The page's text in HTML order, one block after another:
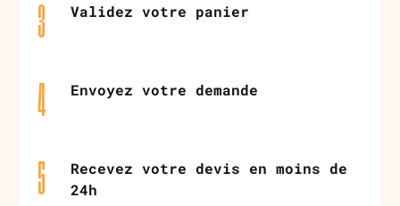
3 Validez votre panier
4 Envoyez votre demande
5
Recevez votre devis en moins de
24h